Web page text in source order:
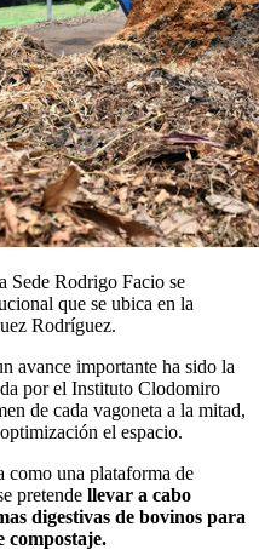
Sede Rodrigo Facio se
que se ubica en la
Rodríguez.
avance importante ha sido la
por el Instituto Clodomiro
de cada vagoneta a la mitad,
el espacio.
como una plataforma de
pretende llevar a cabo
digestivas de bovinos para
compostaje.